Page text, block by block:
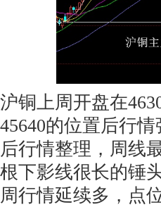
沪铜上周开盘在
45640的位置后行
后行情整理，周线
根下影线很长的锤
周行情延续多，点